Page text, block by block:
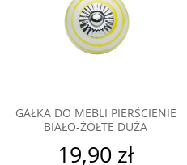
GAŁKA DO MEBLI PIERŚCIENIE
BIAŁO-ŻÓŁTE DUŻA
19,90 zł